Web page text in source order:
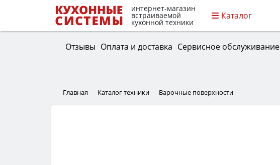
интернет-магазин
встраиваемой
кухонной техники
Каталог
Отзывы Оплата и доставка Сервисное обслуживание
Главная Каталог техники Варочные поверхности